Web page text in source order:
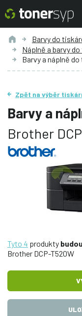
Barvy do
Náplně a barvy
Barvy a náplně
Zpět na výběr
Barvy a
Brother
Tyto 4 produkty
Brother DCP-T520W